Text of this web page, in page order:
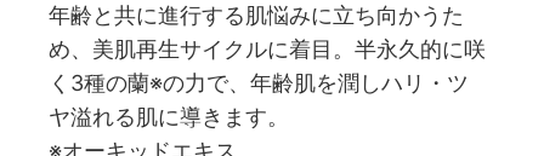
年齢と共に進行する肌悩みに立ち向かうた
め、美肌再生サイクルに着目。半永久的に咲
く3種の蘭※の力で、年齢肌を潤しハリ・ツ
ヤ溢れる肌に導きます。
※オーキッドエキス